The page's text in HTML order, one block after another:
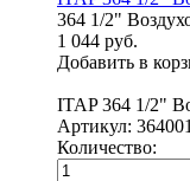
364 1/2"
1 044 руб.
Добавить в
ITAP 364 1/2"
Артикул:
Количество: